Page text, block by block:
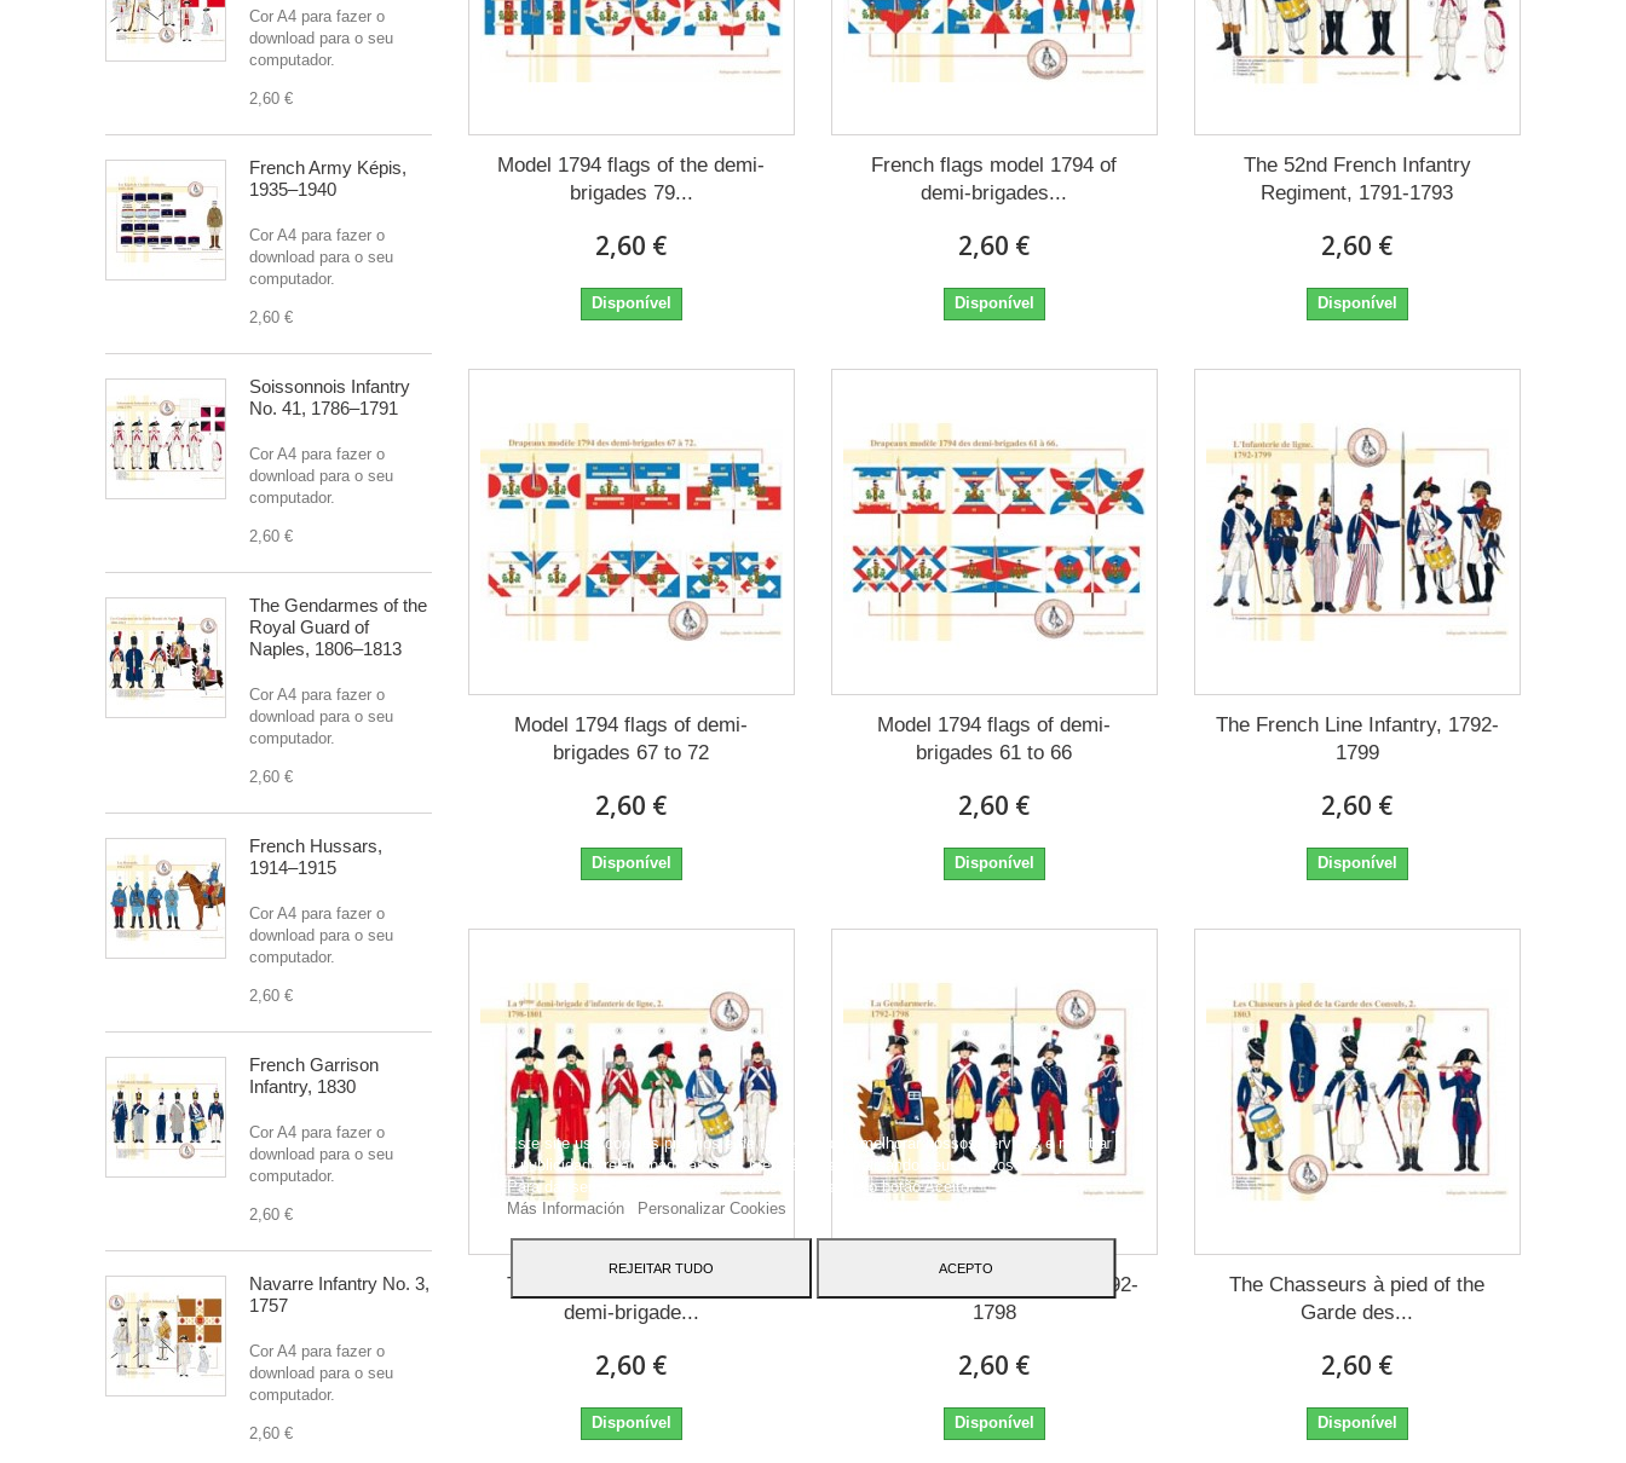
Cor A4 para fazer o
download para o seu
computador.
2,60 €
French Army Képis,
1935–1940
Cor A4 para fazer o
download para o seu
computador.
2,60 €
Soissonnois Infantry
No. 41, 1786–1791
Cor A4 para fazer o
download para o seu
computador.
2,60 €
The Gendarmes of the
Royal Guard of
Naples, 1806–1813
Cor A4 para fazer o
download para o seu
computador.
2,60 €
French Hussars,
1914–1915
Cor A4 para fazer o
download para o seu
computador.
2,60 €
French Garrison
Infantry, 1830
Cor A4 para fazer o
download para o seu
computador.
2,60 €
Navarre Infantry No. 3,
1757
Cor A4 para fazer o
download para o seu
computador.
2,60 €
Model 1794 flags of the demi-
brigades 79...
2,60 €
Disponível
French flags model 1794 of
demi-brigades...
2,60 €
Disponível
The 52nd French Infantry
Regiment, 1791-1793
2,60 €
Disponível
Model 1794 flags of demi-
brigades 67 to 72
2,60 €
Disponível
Model 1794 flags of demi-
brigades 61 to 66
2,60 €
Disponível
The French Line Infantry, 1792-
1799
2,60 €
Disponível
The 9th French line infantry
demi-brigade...
2,60 €
Disponível
The French Gendarmerie, 1792-
1798
2,60 €
Disponível
The Chasseurs à pied of the
Garde des...
2,60 €
Disponível
Este site usa cookies próprios e de terceiros para melhorar nossos serviços e mostrar
a publicidade relacionada às suas preferências, analisando seus hábitos navegação.
Para dar seu consentimento ao seu uso, pressione o botão Aceito.
Más Información
Personalizar Cookies
REJEITAR TUDO ACEPTO